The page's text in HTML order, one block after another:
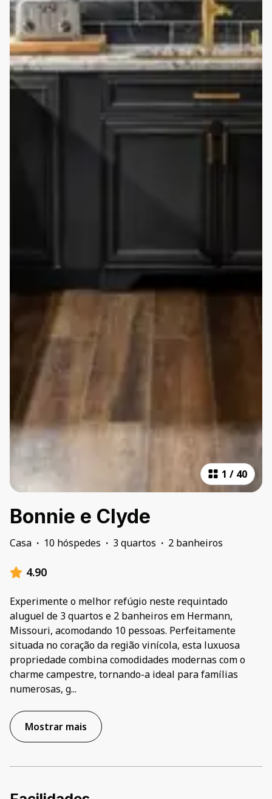
1 / 40
Bonnie e Clyde
Casa · 10 hóspedes · 3 quartos · 2 banheiros
4.90
Experimente o melhor refúgio neste requintado
aluguel de 3 quartos e 2 banheiros em Hermann,
Missouri, acomodando 10 pessoas. Perfeitamente
situada no coração da região vinícola, esta luxuosa
propriedade combina comodidades modernas com o
charme campestre, tornando-a ideal para famílias
numerosas, g...
Mostrar mais